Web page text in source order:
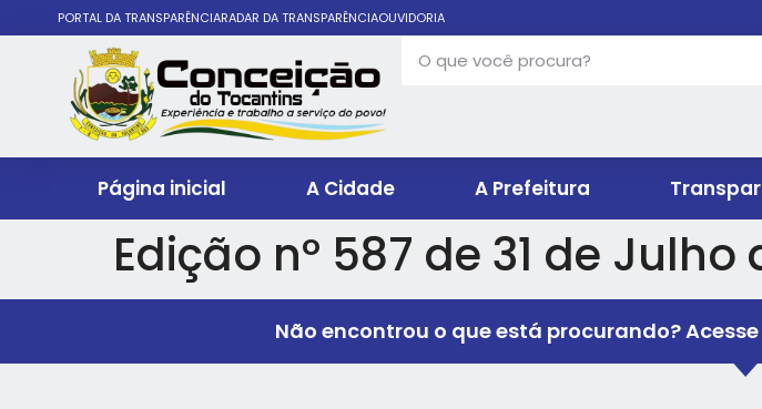
PORTAL DA TRANSPARÊNCIARADAR DA TRANSPARÊNCIAOUVIDORIA
Página inicial A Cidade A Prefeitura
Edição nº 587 de 31 de Julho
Não encontrou o que está procurando?